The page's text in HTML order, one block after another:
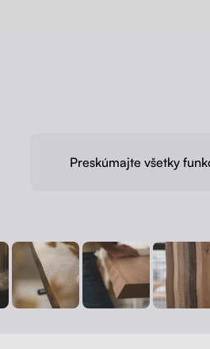
Preskúmajte všetky